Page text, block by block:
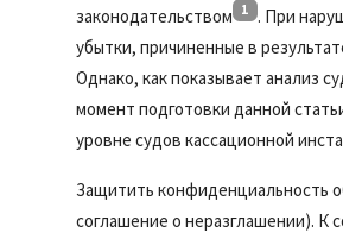
законодательством
1 . При
убытки, причиненные в
Однако, как показывает анализ
момент подготовки данной
уровне судов кассационной
Защитить конфиденциальность
соглашение о неразглашении). К